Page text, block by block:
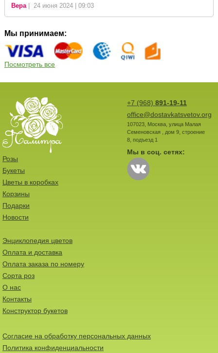
Вера| 24 июня 2024 | 09:03
Мы принимаем:
Посмотреть все
+7 (968) 891-19-11
office@dostavkatsvetov.org
107023, Москва, улица Малая
Семеновская , дом 9, строение
8, подъезд 1
Мы в соц. сетях:
Розы
Букеты
Цветы в коробках
Корзины
Подарки
Новости
Энциклопедия цветов
Оплата и доставка
Оплата заказа по номеру
Сорта роз
О нас
Контакты
Конструктор букетов
Согласие на обработку персональных данных
Политика конфиденциальности